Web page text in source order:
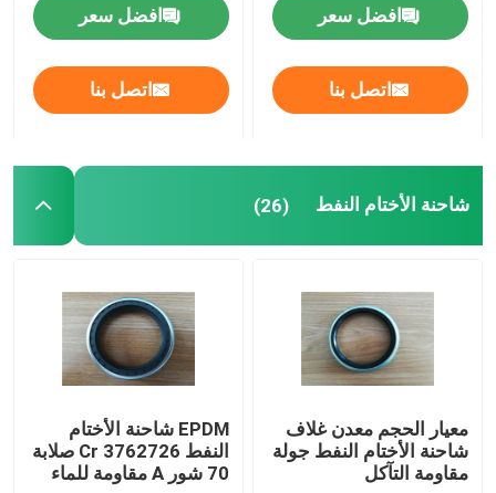
افضل سعر
اتصل بنا
افضل سعر
اتصل بنا
شاحنة الأختام النفط (26)
معيار الحجم معدن غلاف
شاحنة الأختام النفط جولة
مقاومة التآكل
EPDM شاحنة الأختام
النفط Cr 3762726 صلابة
70 شور A مقاومة للماء